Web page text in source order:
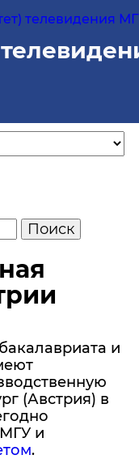
телевидения
и
(Австрия) в
и
.